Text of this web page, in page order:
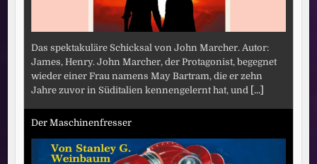
Das spektakuläre Schicksal von John Marcher. Autor:
James, Henry. John Marcher, der Protagonist, begegnet
wieder einer Frau namens May Bartram, die er zehn
Jahre zuvor in Süditalien kennengelernt hat, und [...]
Der Maschinenfresser